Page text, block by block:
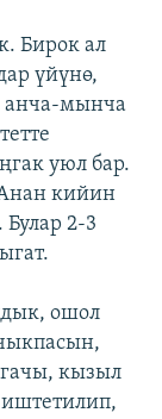
Бирок ал
үйүнө,
анча-мынча
уюл бар.
кийин
2-3
ошол
кызыл